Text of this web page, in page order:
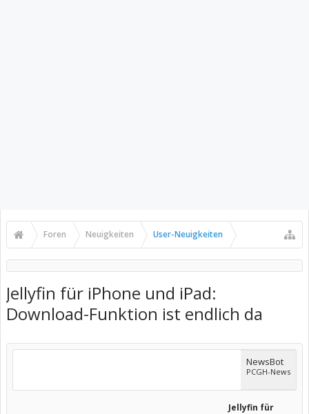
Foren Neuigkeiten User-Neuigkeiten
Jellyfin für iPhone und iPad:
Download-Funktion ist endlich da
NewsBot
PCGH-News
Jellyfin für